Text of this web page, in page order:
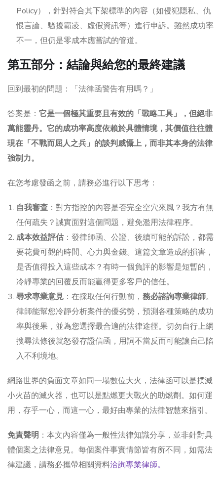
Policy），針對符合其下架標準的內容（如侵犯隱私、仇
恨言論、騷擾霸凌、虛假資訊等）進行申訴。雖然成功率
不一，但仍是零成本應嘗試的管道。
第五部分：結論與給您的最終建議
回到最初的問題：「法律函警告有用嗎？」
答案是： 它是一個極其重要且有效的「戰略工具」，但絕非
萬能靈丹。它的成功率高度依賴於具體情境，其價值往往體
現在「不戰而屈人之兵」的談判威懾上，而非其本身的法律
強制力。
在您考慮發函之前，請務必進行以下思考：
自我審查 ：對方指控的內容是否完全空穴來風？我方有無
任何疏失？誠實面對這個問題，避免濫用法律程序。
成本效益評估 ：發律師函、公證、後續可能的訴訟，都需
要花費可觀的時間、心力與金錢。這篇文章造成的損害，
是否值得投入這些成本？有時一個負評的影響是短暫的，
冷靜專業的回覆反而能贏得更多客戶的信任。
尋求專業意見 ：在採取任何行動前， 務必諮詢專業律師。
律師能幫您冷靜分析案件的優劣勢，預測各種策略的成功
率與後果，並為您選擇最合適的法律途徑。切勿自行上網
搜尋法條後就怒發存證信函，用詞不當反而可能讓自己陷
入不利境地。
網路世界的負面文章如同一場數位大火，法律函可以是撲滅
小火苗的滅火器，也可以是點燃更大戰火的助燃劑。如何運
用，存乎一心，而這一心，最好由專業的法律智慧來指引。
免責聲明 ：本文內容僅為一般性法律知識分享，並非針對具
體個案之法律意見。每個案件事實情節皆有所不同，如需法
律建議，請務必攜帶相關資料洽詢專業律師。